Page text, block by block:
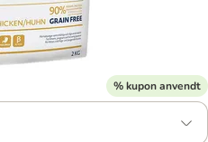
% kupon anvendt